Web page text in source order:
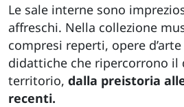
Le sale interne sono
affreschi. Nella collezione
compresi reperti, opere
didattiche che ripercorrono il
territorio, dalla preistoria
recenti.